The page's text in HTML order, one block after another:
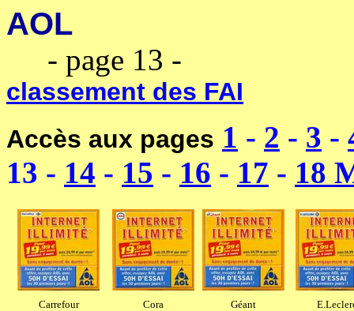
AOL
- page 13 -
classement des FAI
Accès aux pages 1 - 2 - 3 -
13 - 14 - 15 - 16 - 17 - 18
Carrefour Cora Géant